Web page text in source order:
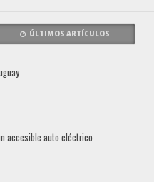
ÚLTIMOS ARTÍCULOS
accesible auto eléctrico